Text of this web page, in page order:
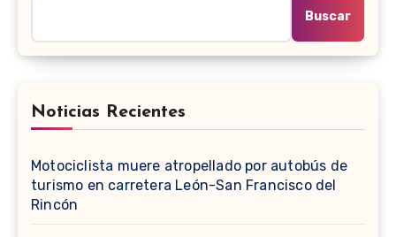
Buscar
Noticias Recientes
Motociclista muere atropellado por autobús de
turismo en carretera León-San Francisco del
Rincón